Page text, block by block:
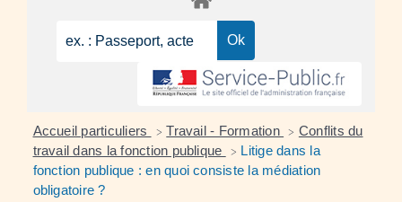
Accueil particuliers > Travail - Formation > Conflits du
travail dans la fonction publique
> Litige dans la
fonction publique : en quoi consiste la médiation
obligatoire ?